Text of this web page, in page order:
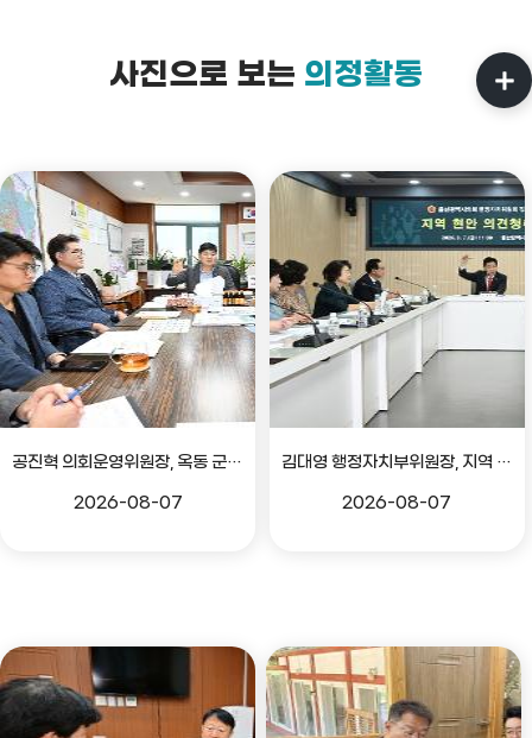
사진으로 보는 의정활동
공진혁 의회운영위원장, 옥동 군부대 이전지 양동마을 주민지원사업 점검
2026-08-07
김대영 행정자치부위원장, 지역 현안 의견 청취 간담회
2026-08-07